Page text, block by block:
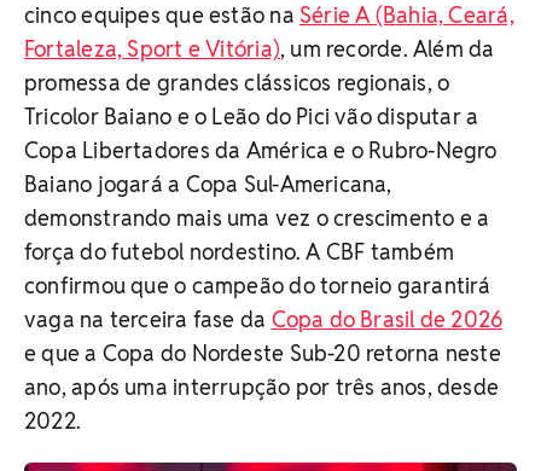
cinco equipes que estão na Série A (Bahia, Ceará,
Fortaleza, Sport e Vitória), um recorde. Além da
promessa de grandes clássicos regionais, o
Tricolor Baiano e o Leão do Pici vão disputar a
Copa Libertadores da América e o Rubro-Negro
Baiano jogará a Copa Sul-Americana,
demonstrando mais uma vez o crescimento e a
força do futebol nordestino. A CBF também
confirmou que o campeão do torneio garantirá
vaga na terceira fase da Copa do Brasil de 2026
e que a Copa do Nordeste Sub-20 retorna neste
ano, após uma interrupção por três anos, desde
2022.